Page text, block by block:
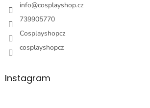
info@cosplayshop.cz
739905770
Cosplayshopcz
cosplayshopcz
Instagram